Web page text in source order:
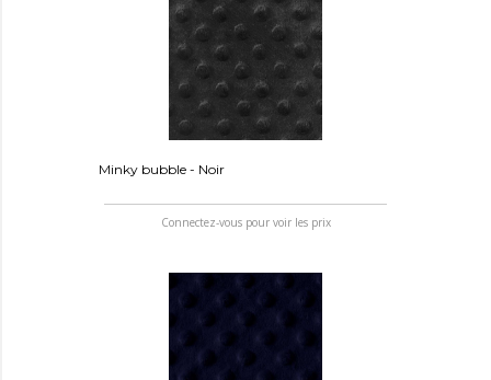
Minky bubble - Noir
Connectez-vous pour voir les prix